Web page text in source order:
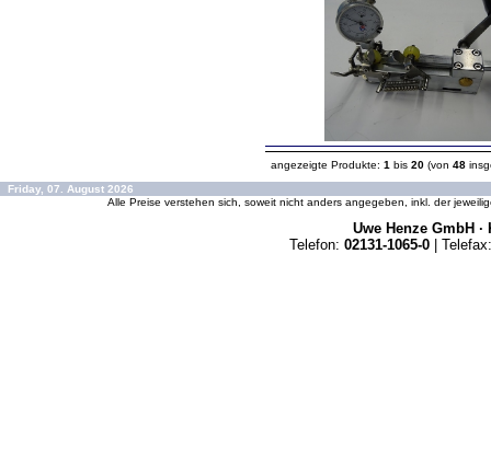
angezeigte Produkte: 1 bis 20 (von 48
Friday, 07. August 2026
Alle Preise verstehen sich, soweit nicht anders angegeben, inkl. der
Uwe Henze GmbH ·
Telefon: 02131-1065-0 | Telefax: